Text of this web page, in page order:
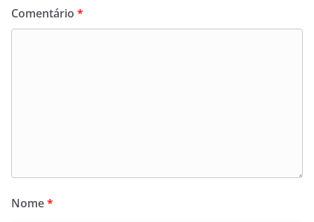
Comentário *
Nome*